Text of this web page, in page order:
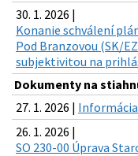
30. 1. 2026 |
Konanie schválení
Pod Branzovou (SK/
subjektivitou na
Dokumenty na
27. 1. 2026 |
26. 1. 2026 |
SO 230-00 Úprava